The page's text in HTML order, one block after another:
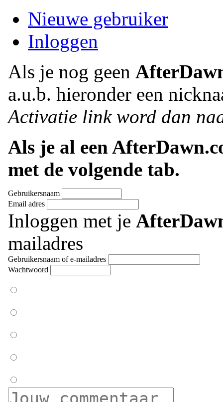
Nieuwe gebruiker
Inloggen
Als je nog geen
a.u.b. hieronder een
Activatie link word dan
Als je al een
met de volgende tab.
Gebruikersnaam
Email adres
Inloggen met je
mailadres
Gebruikersnaam of e-mailadres
Wachtwoord